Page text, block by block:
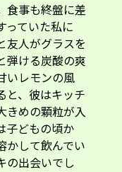
食事も終盤に差
っていた私に
友人がグラスを
弾ける炭酸の爽
いレモンの風
と、彼はキッチ
きめの顆粒が入
子どもの頃か
かして飲んでい
の出会いでし